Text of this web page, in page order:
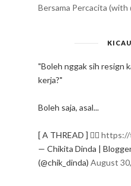
Bersama Percacita (with
"Boleh nggak sih resign
kerja?"
Boleh saja, asal...
[ A THREAD ] ✍🏻 https://
— Chikita Dinda |
(@chik_dinda) August